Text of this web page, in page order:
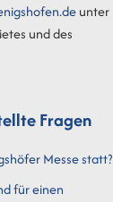
unter
und des
Fragen
Messe statt?
für einen